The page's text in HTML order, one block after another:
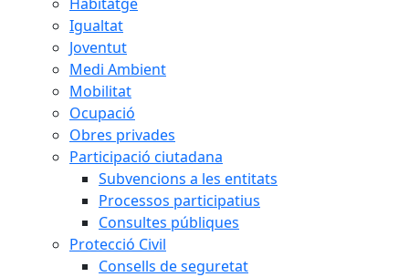
Igualtat
Joventut
Medi Ambient
Mobilitat
Ocupació
Obres privades
Participació ciutadana
Subvencions a les entitats
Processos participatius
Consultes públiques
Protecció Civil
Consells de seguretat